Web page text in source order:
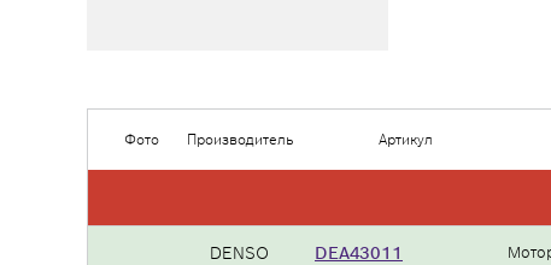
Фото Производитель Артикул
DENSO DEA43011